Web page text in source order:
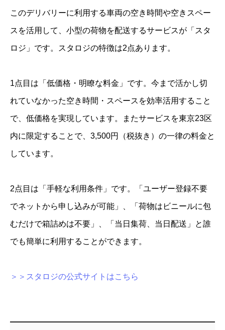
このデリバリーに利用する車両の空き時間や空きスペー
スを活用して、小型の荷物を配送するサービスが「スタ
ロジ」です。スタロジの特徴は2点あります。
1点目は「低価格・明瞭な料金」です。今まで活かし切
れていなかった空き時間・スペースを効率活用すること
で、低価格を実現しています。またサービスを東京23区
内に限定することで、3,500円（税抜き）の一律の料金と
しています。
2点目は「手軽な利用条件」です。「ユーザー登録不要
でネットから申し込みが可能」、「荷物はビニールに包
むだけで箱詰めは不要」、「当日集荷、当日配送」と誰
でも簡単に利用することができます。
＞＞スタロジの公式サイトはこちら